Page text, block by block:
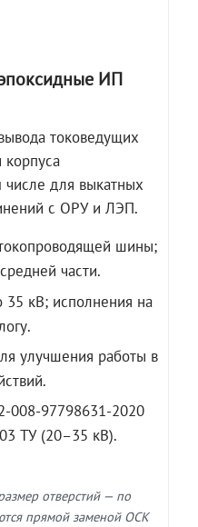
ИП
токоведущих
корпуса
числе для выкатных
с ОРУ и ЛЭП.
шины;
части.
35 кВ; исполнения на
улучшения работы в
008-97798631-2020
ТУ (20–35 кВ).
отверстий — по
прямой заменой ОСК